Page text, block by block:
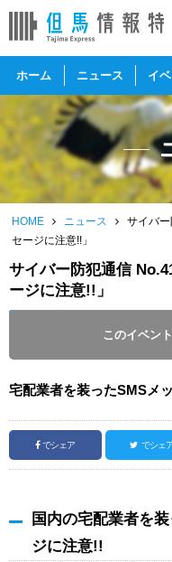
ホーム ニュース イ
HOME ニュース
サイバ
セージに注意!!」
サイバー防犯通信
ージに注意!!」
このイベン
宅配業者を装ったSMSメ
でシェア でシェ
国内の宅配業者を
ジに注意!!